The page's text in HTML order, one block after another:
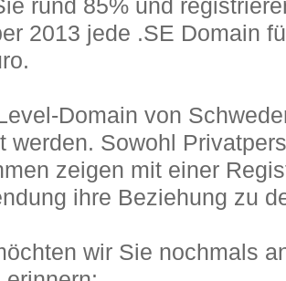
rund 85% und
2013 jede .SE Domain
Domain von
werden. Sowohl
zeigen mit einer
ihre Beziehung zu
wir Sie nochmals